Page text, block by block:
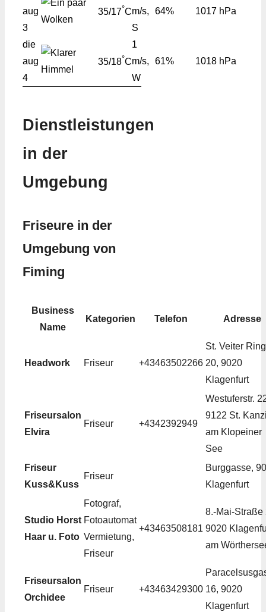
aug
3
35/17°Cm/s,
S
64% 1017 hPa
die
aug
4
35/18°C
1
m/s,
W
61% 1018 hPa
Dienstleistungen
in der
Umgebung
Friseure in der
Umgebung von
Fiming
Business
Name
Kategorien Telefon Adresse
Headwork Friseur +43463502266
St. Veiter Ring
20, 9020
Klagenfurt
Friseursalon
Elvira
Friseur +4342392949
Westuferstr.
9122 St.
am Klopeiner
See
Friseur
Kuss&Kuss
Friseur
Burggasse,
Klagenfurt
Studio Horst
Haar u. Foto
Fotograf,
Fotoautomat
Vermietung,
Friseur
+43463508181
8.-Mai-Straße
9020
am
Friseursalon
Orchidee
Friseur +43463429300 16, 9020
Klagenfurt